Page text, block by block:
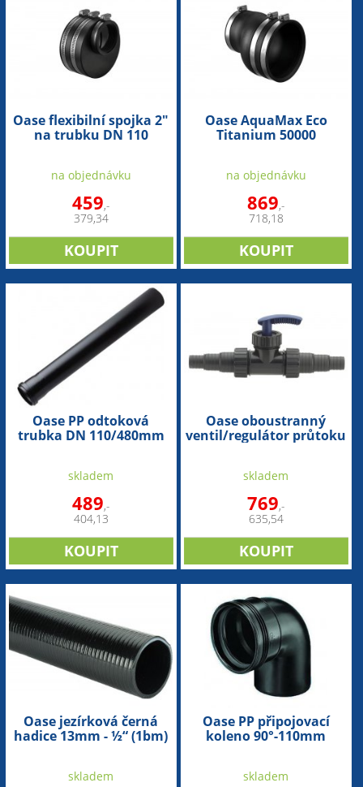
Oase flexibilní spojka 2"
na trubku DN 110
na objednávku
459,-
379,34
Oase AquaMax Eco
Titanium 50000
na objednávku
869,-
718,18
Oase PP odtoková
trubka DN 110/480mm
skladem
489,-
404,13
Oase oboustranný
ventil/regulátor průtoku
skladem
769,-
635,54
Oase jezírková černá
hadice 13mm - ½“ (1bm)
skladem
Oase PP připojovací
koleno 90°-110mm
skladem